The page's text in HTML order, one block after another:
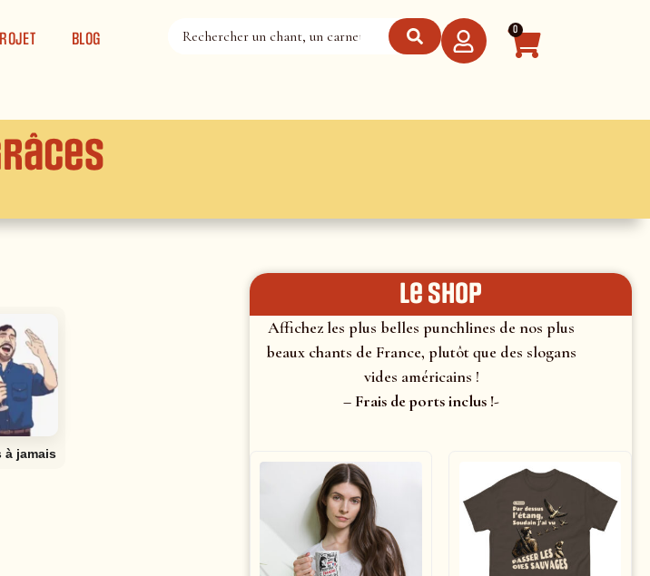
BLOG 0
à jamais
le shop
Affichez les plus belles punchlines de nos plus
beaux chants de France, plutôt que des slogans
vides américains !
– Frais de ports inclus !-